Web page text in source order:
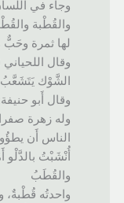
وجاء في
والقُطْبة
لها ثمرة
وقال
الشَّوْك
وقال أَبو
وله زهرة
الناس أَن
أُنْشَبْتُ بالدَّلْو
والقُطَبُ
واحدتُه